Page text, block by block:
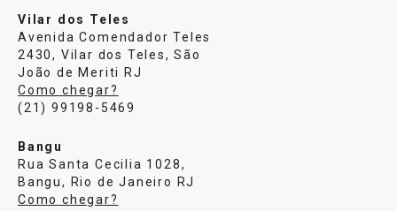
Vilar dos Teles
Avenida Comendador Teles
2430, Vilar dos Teles, São
João de Meriti RJ
Como chegar?
(21) 99198-5469
Bangu
Rua Santa Cecilia 1028,
Bangu, Rio de Janeiro RJ
Como chegar?